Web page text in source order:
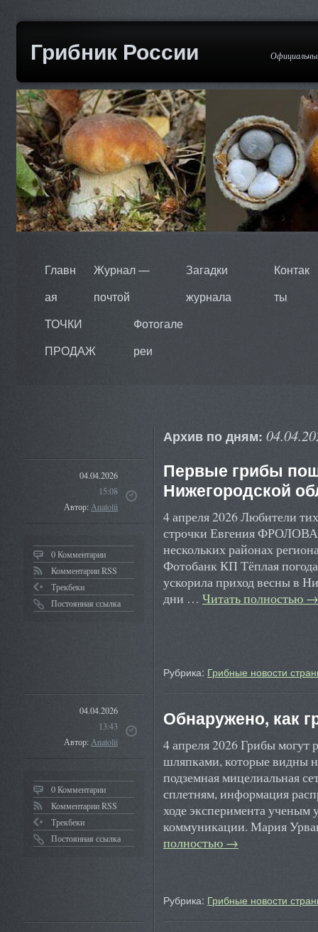
Грибник России
Главн
ая
Журнал —
почтой
Загадки
журнала
Контак
ты
ТОЧКИ
ПРОДАЖ
Фотогале
реи
Архив по дням:
04.04.2026
15:08
Автор:Anatolii
0 Комментарии
Комментарии RSS
Трекбеки
Постоянная ссылка
Первые грибы
Нижегородской
4 апреля 2026 Любители
строчки Евгения ФРОЛОВА
нескольких районах
Фотобанк КП Тёплая
ускорила приход весны в
дни … Читать полностью →
Рубрика: Грибные новости
04.04.2026
13:43
Автор:Anatolii
0 Комментарии
Комментарии RSS
Трекбеки
Постоянная ссылка
Обнаружено, как
4 апреля 2026 Грибы
шляпками, которые видны
подземная мицелиальная
сплетням, информация
ходе эксперимента ученым
коммуникации. Мария
полностью →
Рубрика: Грибные новости